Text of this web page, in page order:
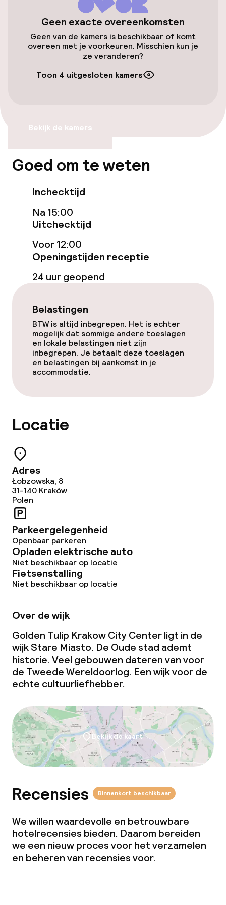
Lift
Entertainment
Gratis wifi
Restaurant
Eet- en drinkdiensten
Ontbijtbuffet
Lunch à la carte
Roomservice
Dieetopties
Glutenvrije opties
Vegetarische opties
Schoonmaakvoorzieningen
Vergaderruimte
Beleid
Overal rookvrij
Geen exacte overeenkomsten
Geen van de kamers is beschikbaar of komt
overeen met je voorkeuren. Misschien kun je
ze veranderen?
Toon 4 uitgesloten kamers
Bekijk de kamers
Goed om te weten
Inchecktijd
Na 15:00
Uitchecktijd
Voor 12:00
Openingstijden receptie
24 uur geopend
Belastingen
BTW is altijd inbegrepen. Het is echter
mogelijk dat sommige andere toeslagen
en lokale belastingen niet zijn
inbegrepen. Je betaalt deze toeslagen
en belastingen bij aankomst in je
accommodatie.
Locatie
Adres
Łobzowska, 8
31-140 Kraków
Polen
Parkeergelegenheid
Openbaar parkeren
Opladen elektrische auto
Niet beschikbaar op locatie
Fietsenstalling
Niet beschikbaar op locatie
Over de wijk
Golden Tulip Krakow City Center ligt in de
wijk Stare Miasto. De Oude stad ademt
historie. Veel gebouwen dateren van voor
de Tweede Wereldoorlog. Een wijk voor de
echte cultuurliefhebber.
Bekijk de kaart
Recensies Binnenkort beschikbaar
We willen waardevolle en betrouwbare
hotelrecensies bieden. Daarom bereiden
we een nieuw proces voor het verzamelen
en beheren van recensies voor.